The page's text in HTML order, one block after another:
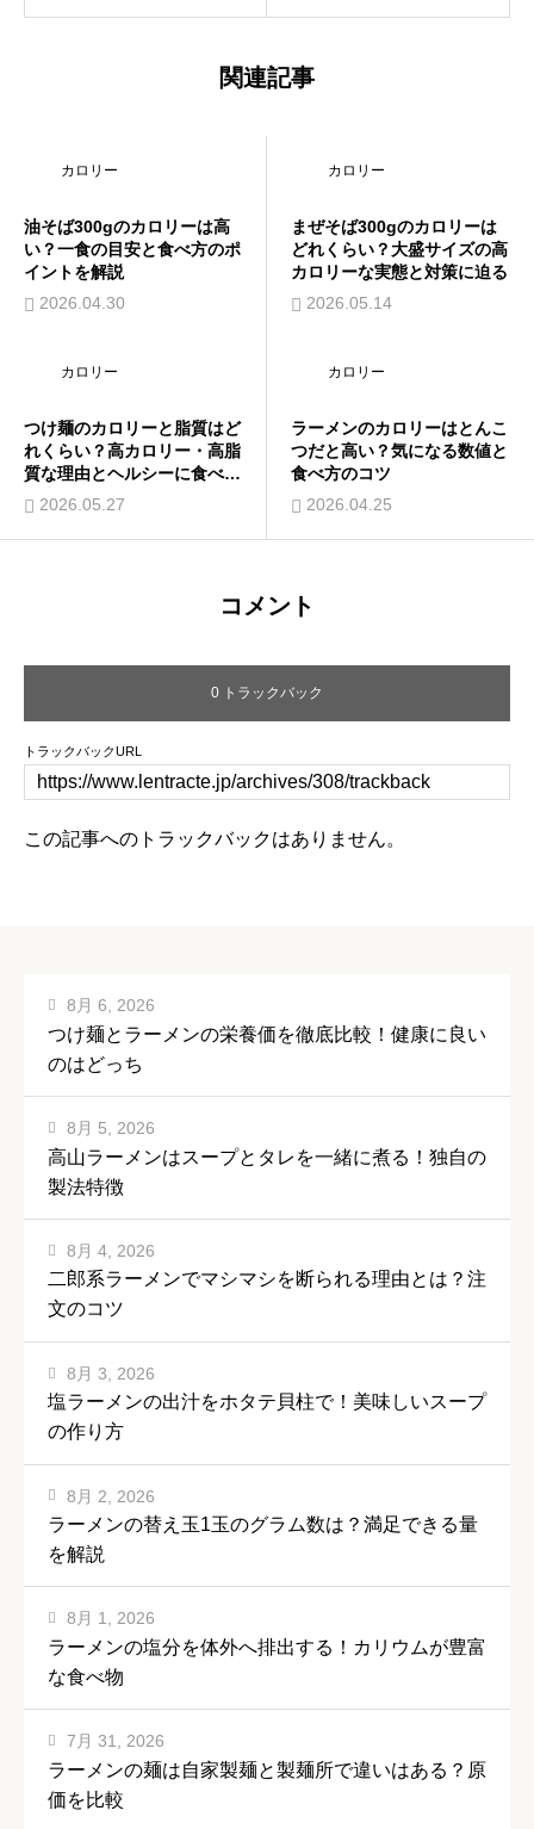
関連記事
カロリー
油そば300gのカロリーは高
い？一食の目安と食べ方のポ
イントを解説
2026.04.30
カロリー
まぜそば300gのカロリーは
どれくらい？大盛サイズの高
カロリーな実態と対策に迫る
2026.05.14
カロリー
つけ麺のカロリーと脂質はど
れくらい？高カロリー・高脂
質な理由とヘルシーに食べる
工夫を紹介
2026.05.27
カロリー
ラーメンのカロリーはとんこ
つだと高い？気になる数値と
食べ方のコツ
2026.04.25
コメント
0 トラックバック
トラックバックURL
この記事へのトラックバックはありません。
つけ麺とラーメンの栄養価を徹底比較！健康に良い
のはどっち
8月 6, 2026
高山ラーメンはスープとタレを一緒に煮る！独自の
製法特徴
8月 5, 2026
二郎系ラーメンでマシマシを断られる理由とは？注
文のコツ
8月 4, 2026
塩ラーメンの出汁をホタテ貝柱で！美味しいスープ
の作り方
8月 3, 2026
ラーメンの替え玉1玉のグラム数は？満足できる量
を解説
8月 2, 2026
ラーメンの塩分を体外へ排出する！カリウムが豊富
な食べ物
8月 1, 2026
ラーメンの麺は自家製麺と製麺所で違いはある？原
価を比較
7月 31, 2026